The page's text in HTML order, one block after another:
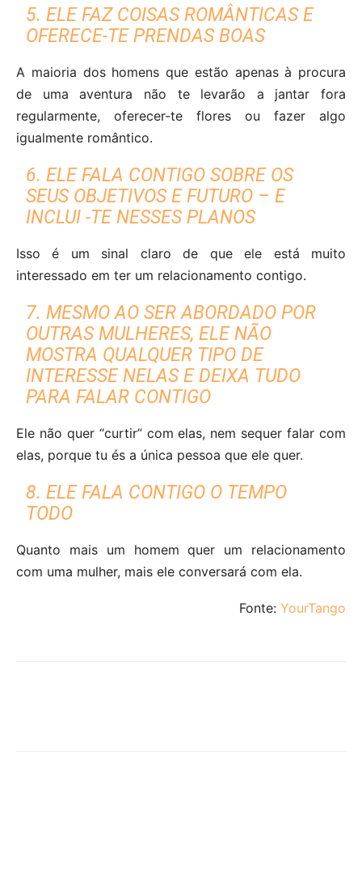
5. ELE FAZ COISAS ROMÂNTICAS E
OFERECE-TE PRENDAS BOAS
A maioria dos homens que estão apenas à procura
de uma aventura não te levarão a jantar fora
regularmente, oferecer-te flores ou fazer algo
igualmente romântico.
6. ELE FALA CONTIGO SOBRE OS
SEUS OBJETIVOS E FUTURO – E
INCLUI -TE NESSES PLANOS
Isso é um sinal claro de que ele está muito
interessado em ter um relacionamento contigo.
7. MESMO AO SER ABORDADO POR
OUTRAS MULHERES, ELE NÃO
MOSTRA QUALQUER TIPO DE
INTERESSE NELAS E DEIXA TUDO
PARA FALAR CONTIGO
Ele não quer “curtir” com elas, nem sequer falar com
elas, porque tu és a única pessoa que ele quer.
8. ELE FALA CONTIGO O TEMPO
TODO
Quanto mais um homem quer um relacionamento
com uma mulher, mais ele conversará com ela.
Fonte: YourTango